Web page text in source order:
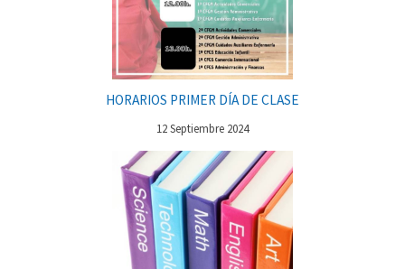
HORARIOS PRIMER DÍA DE CLASE
12 Septiembre 2024